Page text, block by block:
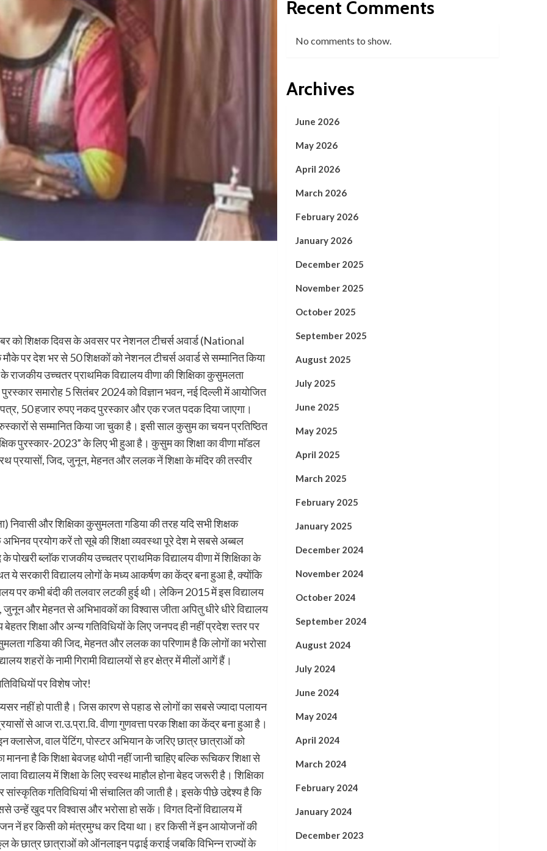
को शिक्षक दिवस के अवसर पर नेशनल टीचर्स अवार्ड (National
पर देश भर से 50 शिक्षकों को नेशनल टीचर्स अवार्ड से सम्मानित किया
उच्चतर प्राथमिक विद्यालय वीणा की शिक्षिका कुसुमलता
समारोह 5 सितंबर 2024 को विज्ञान भवन, नई दिल्ली में आयोजित
पत्र, 50 हजार रुपए नकद पुरस्कार और एक रजत पदक दिया जाएगा।
से सम्मानित किया जा चुका है। इसी साल कुसुम का चयन प्रतिष्ठित
पुरस्कार-2023” के लिए भी हुआ है। कुसुम का शिक्षा का वीणा माॅडल
प्रयासों, जिद, जुनून, मेहनत और ललक नें शिक्षा के मंदिर की तस्वीर
और शिक्षिका कुसुमलता गडिया की तरह यदि सभी शिक्षक
प्रयोग करें तो सूबे की शिक्षा व्यवस्था पूरे देश मे सबसे अब्बल
पोखरी ब्लाॅक राजकीय उच्चतर प्राथमिक विद्यालय वीणा में शिक्षिका के
ये सरकारी विद्यालय लोगों के मध्य आकर्षण का केंद्र बना हुआ है, क्योंकि
पर कभी बंदी की तलवार लटकी हुई थी। लेकिन 2015 में इस विद्यालय
और मेहनत से अभिभावकों का विश्वास जीता अपितु धीरे धीरे विद्यालय
बेहतर शिक्षा और अन्य गतिविधियों के लिए जनपद ही नहीं प्रदेश स्तर पर
गडिया की जिद, मेहनत और ललक का परिणाम है कि लोगों का भरोसा
शहरों के नामी गिरामी विद्यालयों से हर क्षेत्र में मीलों आगें हैं।
पर विशेष जोर!
नहीं हो पाती है। जिस कारण से पहाड से लोगों का सबसे ज्यादा पलायन
से आज रा.उ.प्रा.वि. वीणा गुणवत्ता परक शिक्षा का केंद्र बना हुआ है।
क्लासेज, वाल पेंटिंग, पोस्टर अभियान के जरिए छात्र छात्राओं को
है कि शिक्षा बेवजह थोपी नहीं जानी चाहिए बल्कि रूचिकर शिक्षा से
विद्यालय में शिक्षा के लिए स्वस्थ माहौल होना बेहद जरूरी है। शिक्षिका
सांस्कृतिक गतिविधियां भी संचालित की जाती है। इसके पीछे उद्देश्य है कि
खुद पर विश्वास और भरोसा हो सकें। विगत दिनों विद्यालय में
हर किसी को मंत्रमुग्ध कर दिया था। हर किसी नें इन आयोजनों की
के छात्र छात्राओं को ऑनलाइन पढ़ाई कराई जबकि विभिन्न राज्यों के
Recent Comments
No comments to show.
Archives
June 2026
May 2026
April 2026
March 2026
February 2026
January 2026
December 2025
November 2025
October 2025
September 2025
August 2025
July 2025
June 2025
May 2025
April 2025
March 2025
February 2025
January 2025
December 2024
November 2024
October 2024
September 2024
August 2024
July 2024
June 2024
May 2024
April 2024
March 2024
February 2024
January 2024
December 2023